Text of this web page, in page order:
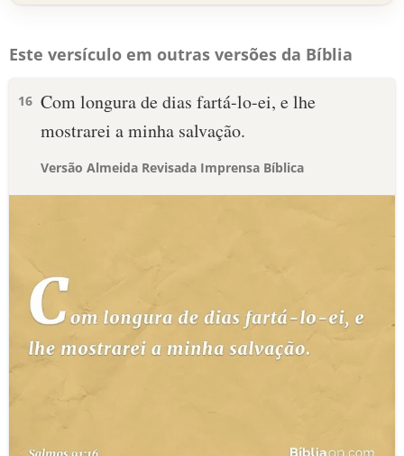
Este versículo em outras versões da Bíblia
16 Com longura de dias fartá-lo-ei, e lhe
mostrarei a minha salvação.
Versão Almeida Revisada Imprensa Bíblica